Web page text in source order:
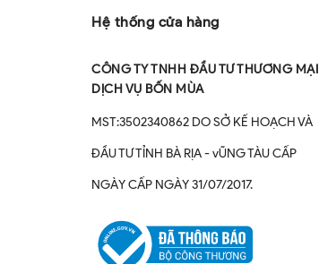
Hệ thống cửa hàng
CÔNG TY TNHH ĐẦU TƯ THƯƠNG MẠI
DỊCH VỤ BỐN MÙA
MST:3502340862 DO SỞ KẾ HOẠCH VÀ
ĐẦU TƯ TỈNH BÀ RỊA - vŨNG TÀU CẤP
NGÀY CẤP NGÀY 31/07/2017.